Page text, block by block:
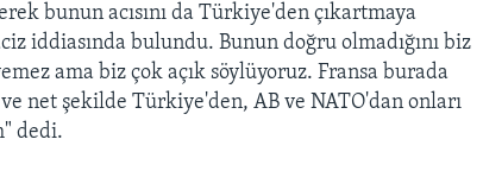
bunun acısını da Türkiye'den çıkartmaya
iddiasında bulundu. Bunun doğru olmadığını biz
ama biz çok açık söylüyoruz. Fransa burada
net şekilde Türkiye'den, AB ve NATO'dan onları
dedi.